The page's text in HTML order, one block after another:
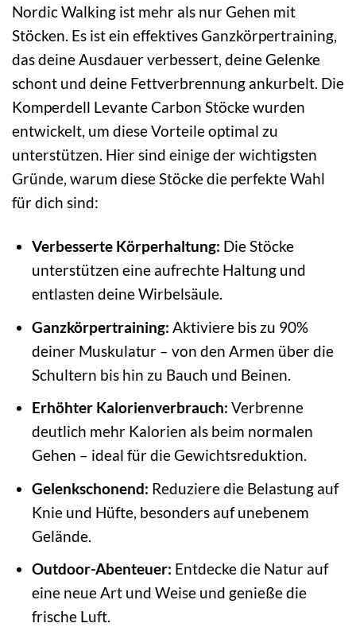
Nordic Walking ist mehr als nur Gehen mit
Stöcken. Es ist ein effektives Ganzkörpertraining,
das deine Ausdauer verbessert, deine Gelenke
schont und deine Fettverbrennung ankurbelt. Die
Komperdell Levante Carbon Stöcke wurden
entwickelt, um diese Vorteile optimal zu
unterstützen. Hier sind einige der wichtigsten
Gründe, warum diese Stöcke die perfekte Wahl
für dich sind:
Verbesserte Körperhaltung: Die Stöcke
unterstützen eine aufrechte Haltung und
entlasten deine Wirbelsäule.
Ganzkörpertraining: Aktiviere bis zu 90%
deiner Muskulatur – von den Armen über die
Schultern bis hin zu Bauch und Beinen.
Erhöhter Kalorienverbrauch: Verbrenne
deutlich mehr Kalorien als beim normalen
Gehen – ideal für die Gewichtsreduktion.
Gelenkschonend: Reduziere die Belastung auf
Knie und Hüfte, besonders auf unebenem
Gelände.
Outdoor-Abenteuer: Entdecke die Natur auf
eine neue Art und Weise und genieße die
frische Luft.